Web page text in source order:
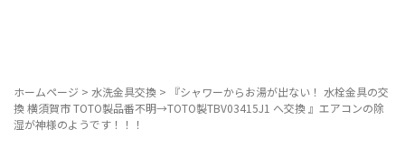
ホームページ > 水洗金具交換 >
『シャワーからお湯が出ない！ 水栓金具の交
換 横須賀市 TOTO製品番不明→TOTO製TBV03415J1 へ交換 』エアコンの除
湿が神様のようです！！！